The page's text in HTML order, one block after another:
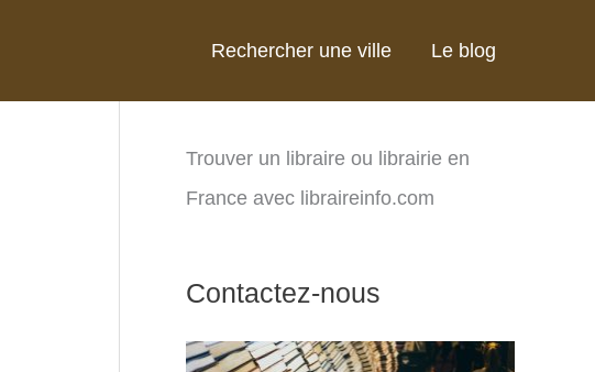
Rechercher une ville Le blog
Trouver un libraire ou librairie en
France avec libraireinfo.com
Contactez-nous